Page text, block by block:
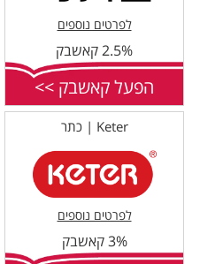
לפרטים נוספים
2.5% קאשבק
הפעל קאשבק >>
Keter | כתר
לפרטים נוספים
3% קאשבק